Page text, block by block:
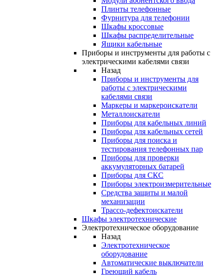
Плинты телефонные
Фурнитура для телефонии
Шкафы кроссовые
Шкафы распределительные
Ящики кабельные
Приборы и инструменты для работы с
электрическими кабелями связи
Назад
Приборы и инструменты для
работы с электрическими
кабелями связи
Маркеры и маркероискатели
Металлоискатели
Приборы для кабельных линий
Приборы для кабельных сетей
Приборы для поиска и
тестирования телефонных пар
Приборы для проверки
аккумуляторных батарей
Приборы для СКС
Приборы электроизмерительные
Средства защиты и малой
механизации
Трассо-дефектоискатели
Шкафы электротехнические
Электротехническое оборудование
Назад
Электротехническое
оборудование
Автоматические выключатели
Греющий кабель